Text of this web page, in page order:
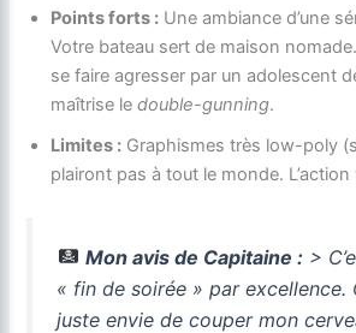
Points forts : Une ambiance d’une
Votre bateau sert de maison
se faire agresser par un adolescent
maîtrise ledouble-gunning.
Limites : Graphismes très low-poly
plairont pas à tout le monde.
Mon avis de Capitaine :>
« fin de soirée » par excellence.
juste envie de couper mon